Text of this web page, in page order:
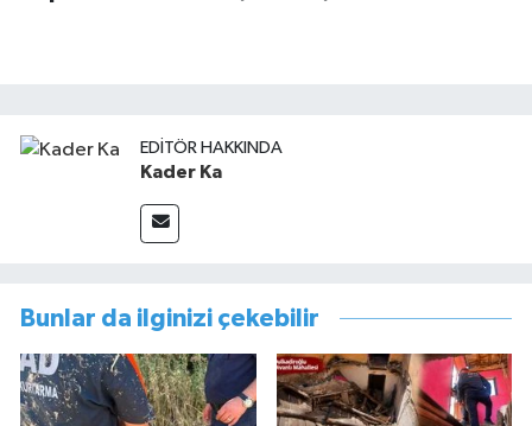
EDITÖR HAKKINDA
Kader Ka
Bunlar da ilginizi çekebilir